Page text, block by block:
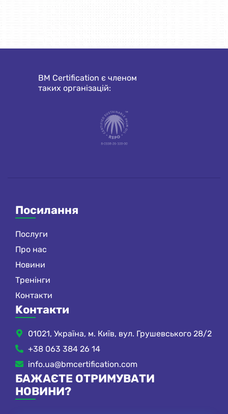
BM Certification є членом
таких організацій:
Посилання
Послуги
Про нас
Новини
Тренінги
Контакти
Kонтакти
01021, Україна, м. Київ, вул. Грушевського 28/2
+38 063 384 26 14
info.ua@bmcertification.com
БАЖАЄТЕ ОТРИМУВАТИ
НОВИНИ?